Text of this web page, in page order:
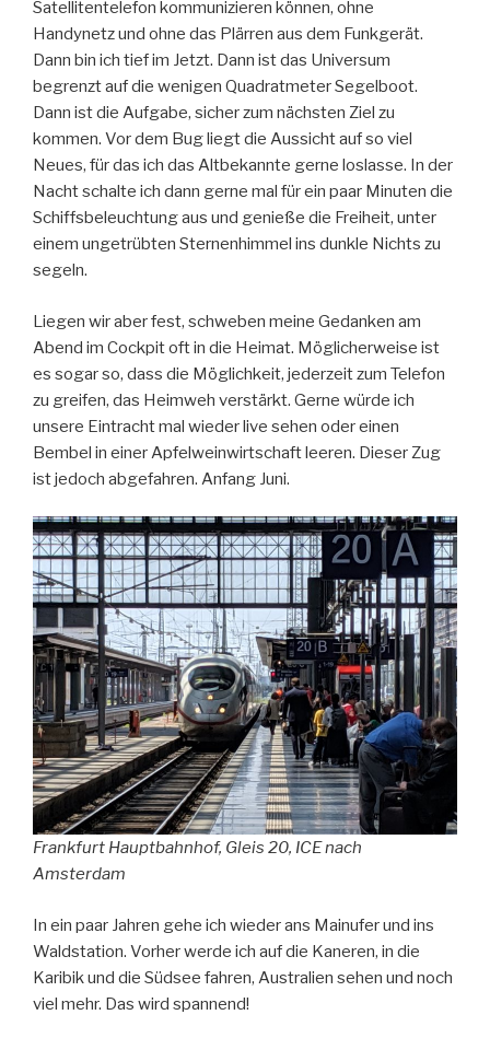
Satellitentelefon kommunizieren können, ohne
Handynetz und ohne das Plärren aus dem Funkgerät.
Dann bin ich tief im Jetzt. Dann ist das Universum
begrenzt auf die wenigen Quadratmeter Segelboot.
Dann ist die Aufgabe, sicher zum nächsten Ziel zu
kommen. Vor dem Bug liegt die Aussicht auf so viel
Neues, für das ich das Altbekannte gerne loslasse. In der
Nacht schalte ich dann gerne mal für ein paar Minuten die
Schiffsbeleuchtung aus und genieße die Freiheit, unter
einem ungetrübten Sternenhimmel ins dunkle Nichts zu
segeln.
Liegen wir aber fest, schweben meine Gedanken am
Abend im Cockpit oft in die Heimat. Möglicherweise ist
es sogar so, dass die Möglichkeit, jederzeit zum Telefon
zu greifen, das Heimweh verstärkt. Gerne würde ich
unsere Eintracht mal wieder live sehen oder einen
Bembel in einer Apfelweinwirtschaft leeren. Dieser Zug
ist jedoch abgefahren. Anfang Juni.
Frankfurt Hauptbahnhof, Gleis 20, ICE nach
Amsterdam
In ein paar Jahren gehe ich wieder ans Mainufer und ins
Waldstation. Vorher werde ich auf die Kaneren, in die
Karibik und die Südsee fahren, Australien sehen und noch
viel mehr. Das wird spannend!